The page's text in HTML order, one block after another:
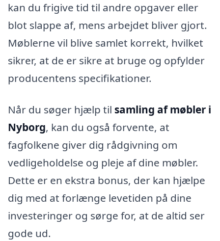
kan du frigive tid til andre opgaver eller
blot slappe af, mens arbejdet bliver gjort.
Møblerne vil blive samlet korrekt, hvilket
sikrer, at de er sikre at bruge og opfylder
producentens specifikationer.
Når du søger hjælp til samling af møbler i
Nyborg, kan du også forvente, at
fagfolkene giver dig rådgivning om
vedligeholdelse og pleje af dine møbler.
Dette er en ekstra bonus, der kan hjælpe
dig med at forlænge levetiden på dine
investeringer og sørge for, at de altid ser
gode ud.